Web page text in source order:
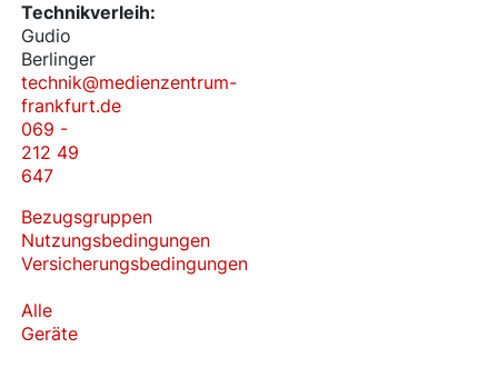
Technikverleih:
Gudio
Berlinger
technik@medienzentrum-
frankfurt.de
069 -
212 49
647
Bezugsgruppen
Nutzungsbedingungen
Versicherungsbedingungen
Alle
Geräte